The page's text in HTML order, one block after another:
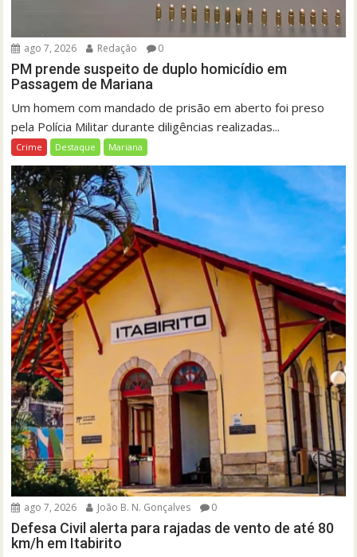
ago 7, 2026 Redação 0
PM prende suspeito de duplo homicídio em
Passagem de Mariana
Um homem com mandado de prisão em aberto foi preso
pela Polícia Militar durante diligências realizadas...
Crime Destaque Mariana
ago 7, 2026 João B. N. Gonçalves 0
Defesa Civil alerta para rajadas de vento de até 80
km/h em Itabirito